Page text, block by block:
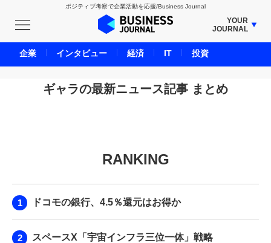
ポジティブ考察で企業活動を応援/Business Journal
YOUR
JOURNAL
BUSINESS JOURNAL
UNICORN JOURNAL
CARBON CREDITS JOURNAL
LIFE ENDING JOURNAL
BPaaS JOURNAL
ギャラの最新ニュース記事 まとめ
RANKING
ドコモの銀行、4.5％還元はお得か
スペースX「宇宙インフラ三位一体」戦略
企業 インタビュー 経済 IT 投資